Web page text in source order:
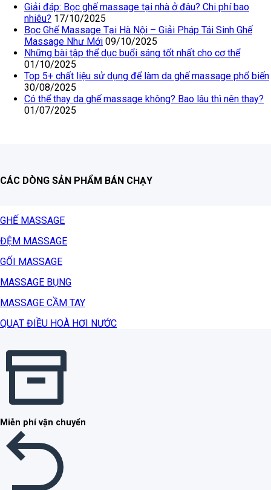
Giải đáp: Bọc ghế massage tại nhà ở đâu? Chi phí bao
nhiêu? 17/10/2025
Bọc Ghế Massage Tại Hà Nội – Giải Pháp Tái Sinh Ghế
Massage Như Mới 09/10/2025
Những bài tập thể dục buổi sáng tốt nhất cho cơ thể
01/10/2025
Top 5+ chất liệu sử dụng để làm da ghế massage phổ biến
30/08/2025
Có thể thay da ghế massage không? Bao lâu thì nên thay?
01/07/2025
CÁC DÒNG SẢN PHẨM BÁN CHẠY
GHẾ MASSAGE
ĐỆM MASSAGE
GỐI MASSAGE
MASSAGE BỤNG
MASSAGE CẦM TAY
QUẠT ĐIỀU HOÀ HƠI NƯỚC
Miễn phí vận chuyển